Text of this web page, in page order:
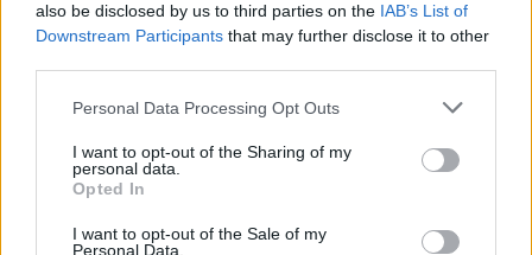
also be disclosed by us to third parties on the IAB’s List of
Downstream Participants that may further disclose it to other
Personal Data Processing Opt Outs
I want to opt-out of the Sharing of my
personal data.
Opted In
I want to opt-out of the Sale of my
Personal Data.